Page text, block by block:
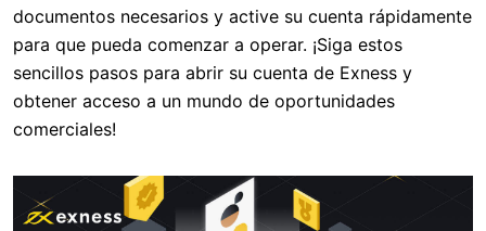
documentos necesarios y active su cuenta rápidamente
para que pueda comenzar a operar. ¡Siga estos
sencillos pasos para abrir su cuenta de Exness y
obtener acceso a un mundo de oportunidades
comerciales!